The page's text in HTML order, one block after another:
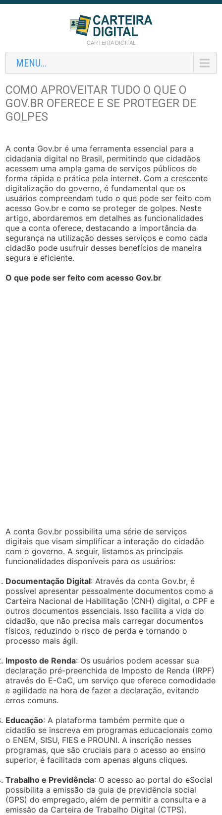
CARTEIRA DIGITAL
MENU...
COMO APROVEITAR TUDO O QUE O
GOV.BR OFERECE E SE PROTEGER DE
GOLPES
A conta Gov.br é uma ferramenta essencial para a
cidadania digital no Brasil, permitindo que cidadãos
acessem uma ampla gama de serviços públicos de
forma rápida e prática pela internet. Com a crescente
digitalização do governo, é fundamental que os
usuários compreendam tudo o que pode ser feito com
acesso Gov.br e como se proteger de golpes. Neste
artigo, abordaremos em detalhes as funcionalidades
que a conta oferece, destacando a importância da
segurança na utilização desses serviços e como cada
cidadão pode usufruir desses benefícios de maneira
segura e eficiente.
O que pode ser feito com acesso Gov.br
A conta Gov.br possibilita uma série de serviços
digitais que visam simplificar a interação do cidadão
com o governo. A seguir, listamos as principais
funcionalidades disponíveis para os usuários:
Documentação Digital: Através da conta Gov.br, é
possível apresentar pessoalmente documentos como a
Carteira Nacional de Habilitação (CNH) digital, o CPF e
outros documentos essenciais. Isso facilita a vida do
cidadão, que não precisa mais carregar documentos
físicos, reduzindo o risco de perda e tornando o
processo mais ágil.
Imposto de Renda: Os usuários podem acessar sua
declaração pré-preenchida de Imposto de Renda (IRPF)
através do E-CaC, um serviço que oferece comodidade
e agilidade na hora de fazer a declaração, evitando
erros comuns.
Educação: A plataforma também permite que o
cidadão se inscreva em programas educacionais como
o ENEM, SISU, FIES e PROUNI. A inscrição nesses
programas, que são cruciais para o acesso ao ensino
superior, é facilitada com apenas alguns cliques.
Trabalho e Previdência: O acesso ao portal do eSocial
possibilita a emissão da guia de previdência social
(GPS) do empregado, além de permitir a consulta e a
emissão da Carteira de Trabalho Digital (CTPS).